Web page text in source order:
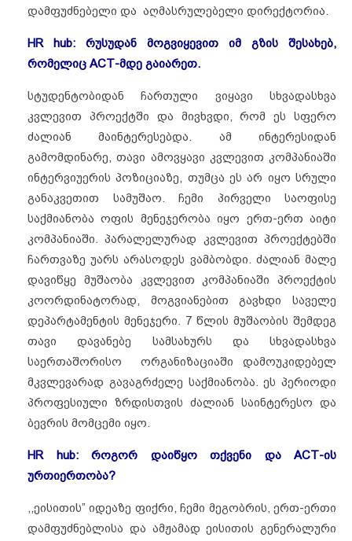
დამფუძნებელი და აღმასრულებელი დირექტორია.
HR hub: რუსუდან მოგვიყევით იმ გზის შესახებ,
რომელიც ACT-მდე გაიარეთ.
სტუდენტობიდან ჩართული ვიყავი სხვადასხვა
კვლევით პროექტში და მივხვდი, რომ ეს სფერო
ძალიან მაინტერესებდა. ამ ინტერესიდან
გამომდინარე, თავი ამოვყავი კვლევით კომპანიაში
ინტერვიუერის პოზიციაზე, თუმცა ეს არ იყო სრული
განაკვეთით სამუშაო. ჩემი პირველი საოფისე
საქმიანობა ოფის მენეჯერობა იყო ერთ-ერთ აიტი
კომპანიაში. პარალელურად კვლევით პროექტებში
ჩართვაზე უარს არასოდეს ვამბობდი. ძალიან მალე
დავიწყე მუშაობა კვლევით კომპანიაში პროექტის
კოორდინატორად, მოგვიანებით გავხდი საველე
დეპარტამენტის მენეჯერი. 7 წლის მუშაობის შემდეგ
თავი დავანებე სამსახურს და სხვადასხვა
საერთაშორისო ორგანიზაციაში დამოუკიდებელ
მკვლევარად გავაგრძელე საქმიანობა. ეს პერიოდი
პროფესიული ზრდისთვის ძალიან საინტერესო და
ბევრის მომცემი იყო.
HR hub: როგორ დაიწყო თქვენი და ACT-ის
ურთიერთობა?
,,ეისითის” იდეაზე ფიქრი, ჩემი მეგობრის, ერთ-ერთი
დამფუძნებლისა და ამჟამად ეისითის გენერალური